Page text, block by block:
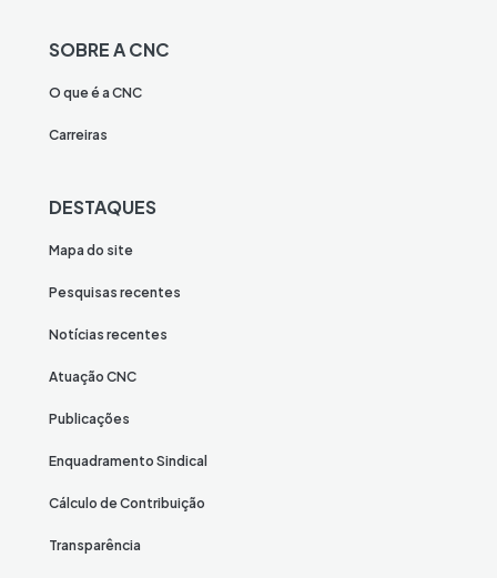
SOBRE A CNC
O que é a CNC
Carreiras
DESTAQUES
Mapa do site
Pesquisas recentes
Notícias recentes
Atuação CNC
Publicações
Enquadramento Sindical
Cálculo de Contribuição
Transparência